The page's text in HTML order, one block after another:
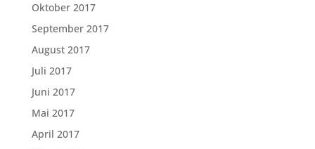
Oktober 2017
September 2017
August 2017
Juli 2017
Juni 2017
Mai 2017
April 2017